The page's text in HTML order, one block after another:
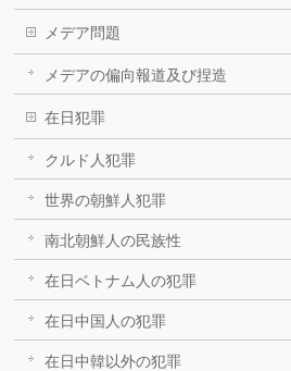
メデア問題
メデアの偏向報道及び捏造
在日犯罪
クルド人犯罪
世界の朝鮮人犯罪
南北朝鮮人の民族性
在日ベトナム人の犯罪
在日中国人の犯罪
在日中韓以外の犯罪